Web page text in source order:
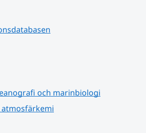
och marinbiologi